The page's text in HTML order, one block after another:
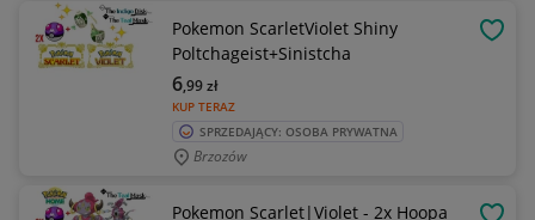
Pokemon ScarletViolet Shiny
Poltchageist+Sinistcha
KUP TERAZ
6,99zł
SPRZEDAJĄCY: OSOBA PRYWATNA
Brzozów
Pokemon Scarlet|Violet - 2x Hoopa